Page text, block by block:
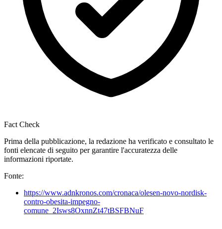
Fact Check
Prima della pubblicazione, la redazione ha verificato e consultato le
fonti elencate di seguito per garantire l'accuratezza delle
informazioni riportate.
Fonte:
https://www.adnkronos.com/cronaca/olesen-novo-nordisk-
contro-obesita-impegno-
comune_2Isws8OxnnZt47tBSFBNuF